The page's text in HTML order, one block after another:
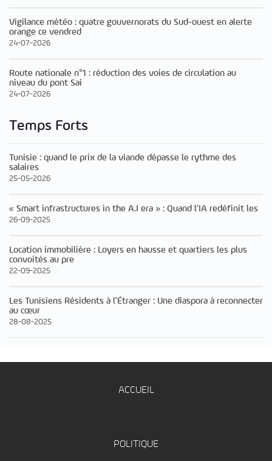
Vigilance météo : quatre gouvernorats du Sud-ouest en alerte
orange ce vendred
24-07-2026
Route nationale n°1 : réduction des voies de circulation au
niveau du pont Sai
24-07-2026
Temps Forts
Tunisie : quand le prix de la viande dépasse le rythme des
salaires
25-05-2026
« Smart infrastructures in the A.I era » : Quand l’IA redéfinit les
26-09-2025
Location immobilière : Loyers en hausse et quartiers les plus
convoités au pre
22-09-2025
Les Tunisiens Résidents à l’Étranger : Une diaspora à reconnecter
au cœur
28-08-2025
ACCUEIL
POLITIQUE